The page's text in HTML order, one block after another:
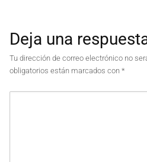
Deja una
Tu dirección de correo electrónico no
obligatorios están marcados con *